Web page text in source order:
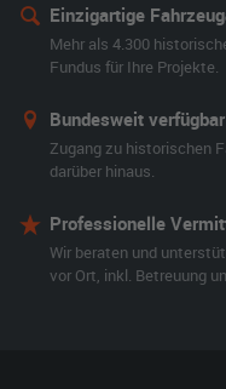
Einzigartige
Mehr als 4.300
Fundus für Ihre Projekte.
Bundesweit verfügbar
Zugang zu historischen
darüber hinaus.
Professionelle
Wir beraten und
vor Ort, inkl. Betreuung